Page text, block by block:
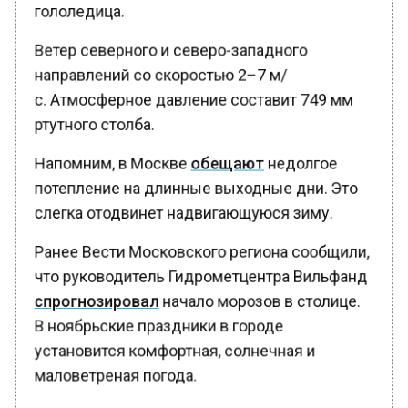
гололедица.
Ветер северного и северо-западного
направлений со скоростью 2–7 м/
с. Атмосферное давление составит 749 мм
ртутного столба.
Напомним, в Москве обещаютнедолгое
потепление на длинные выходные дни. Это
слегка отодвинет надвигающуюся зиму.
Ранее Вести Московского региона сообщили,
что руководитель Гидрометцентра Вильфанд
спрогнозировалначало морозов в столице.
В ноябрьские праздники в городе
установится комфортная, солнечная и
маловетреная погода.